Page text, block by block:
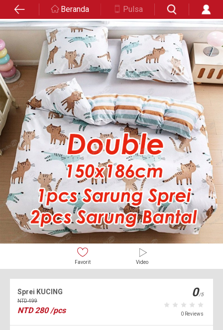
Beranda Pulsa
Favorit Video
Sprei KUCING
NTD499
NTD280 /pcs
0/5
0 Reviews